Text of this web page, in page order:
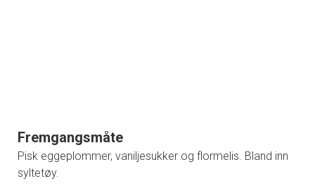
Fremgangsmåte
Pisk eggeplommer, vaniljesukker og flormelis. Bland inn
syltetøy.